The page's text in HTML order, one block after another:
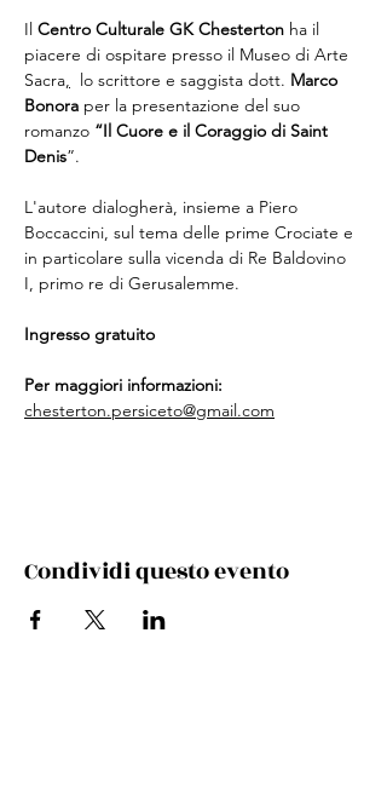
Il Centro Culturale GK Chesterton ha il
piacere di ospitare presso il Museo di Arte
Sacra, lo scrittore e saggista dott. Marco
Bonora per la presentazione del suo
romanzo “Il Cuore e il Coraggio di Saint
Denis”.
L'autore dialogherà, insieme a Piero
Boccaccini, sul tema delle prime Crociate e
in particolare sulla vicenda di Re Baldovino
I, primo re di Gerusalemme.
Ingresso gratuito
Per maggiori informazioni:
chesterton.persiceto@gmail.com
Condividi questo evento